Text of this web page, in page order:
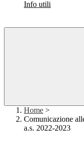
Info utili
Home >
Comunicazione
a.s. 2022-2023